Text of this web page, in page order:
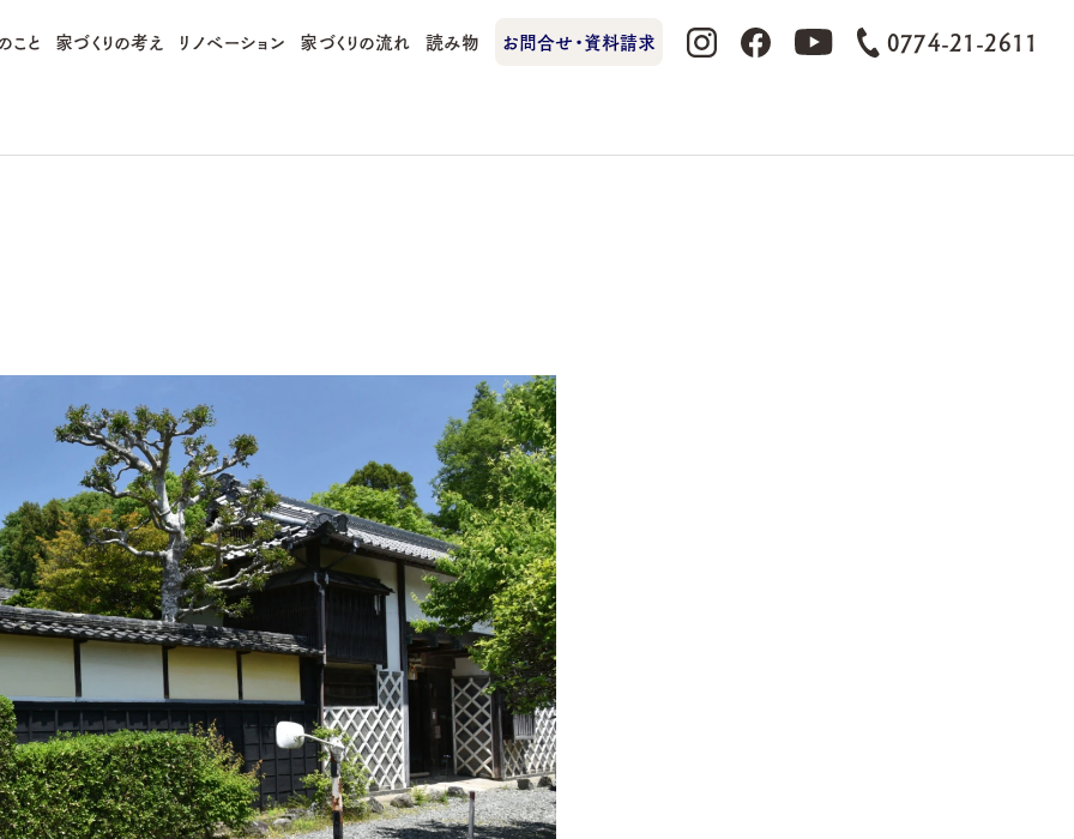
こと 家づくりの考え リノベーション 家づくりの流れ 読み物 お問合せ・資料請求 0774-21-2611